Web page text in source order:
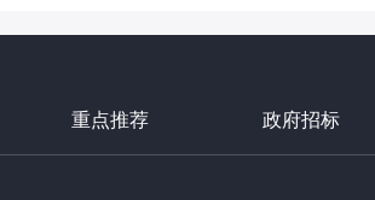
重点推荐 政府招标